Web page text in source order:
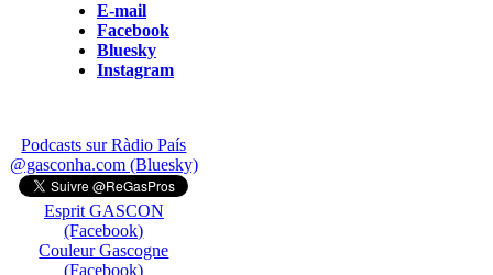
E-mail
Facebook
Bluesky
Instagram
Podcasts sur Ràdio País
@gasconha.com (Bluesky)
Esprit GASCON
(Facebook)
Couleur Gascogne
(Facebook)